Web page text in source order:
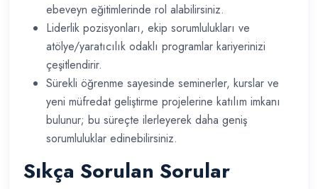
ebeveyn eğitimlerinde rol alabilirsiniz.
Liderlik pozisyonları, ekip sorumlulukları ve
atölye/yaratıcılık odaklı programlar kariyerinizi
çeşitlendirir.
Sürekli öğrenme sayesinde seminerler, kurslar ve
yeni müfredat geliştirme projelerine katılım imkanı
bulunur; bu süreçte ilerleyerek daha geniş
sorumluluklar edinebilirsiniz.
Sıkça Sorulan Sorular